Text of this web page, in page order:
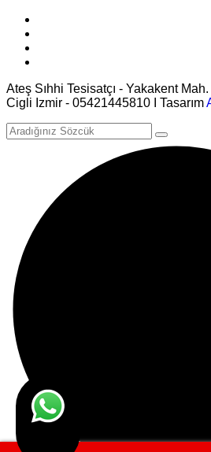
Ateş Sıhhi Tesisatçı - Yakakent
Cigli Izmir - 05421445810 I Tasarım